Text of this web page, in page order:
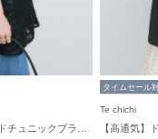
タイムセール
Te chichi